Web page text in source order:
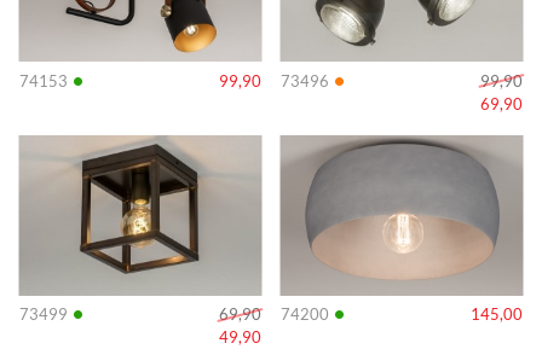
74153 • 99,90 73496 •
99,90
69,90
73499 •
69,90
49,90
Info
74200 • 145,00
Info